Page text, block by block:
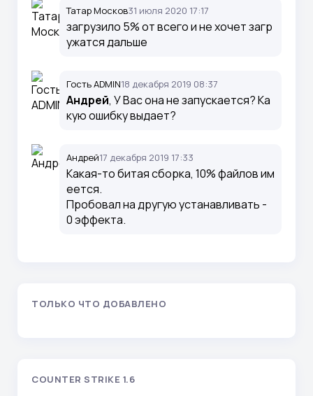
Татар Москов31 июля 2020 17:17
загрузило 5% от всего и не хочет загр
ужатся дальше
Гость ADMIN18 декабря 2019 08:37
Андрей, У Вас она не запускается? Ка
кую ошибку выдает?
Андрей17 декабря 2019 17:33
Какая-то битая сборка, 10% файлов им
еется.
Пробовал на другую устанавливать -
0 эффекта.
ТОЛЬКО ЧТО ДОБАВЛЕНО
COUNTER STRIKE 1.6